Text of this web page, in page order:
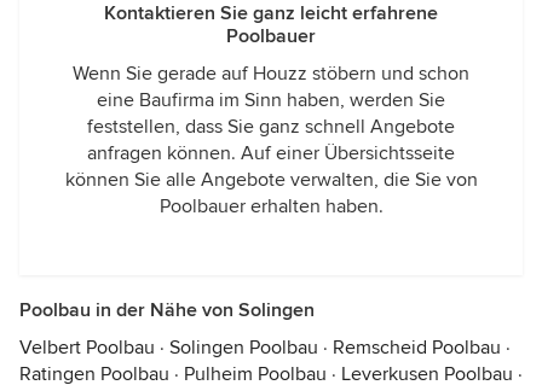
Kontaktieren Sie ganz leicht erfahrene
Poolbauer
Wenn Sie gerade auf Houzz stöbern und schon
eine Baufirma im Sinn haben, werden Sie
feststellen, dass Sie ganz schnell Angebote
anfragen können. Auf einer Übersichtsseite
können Sie alle Angebote verwalten, die Sie von
Poolbauer erhalten haben.
Poolbau in der Nähe von Solingen
Velbert Poolbau · Solingen Poolbau · Remscheid Poolbau ·
Ratingen Poolbau · Pulheim Poolbau · Leverkusen Poolbau ·